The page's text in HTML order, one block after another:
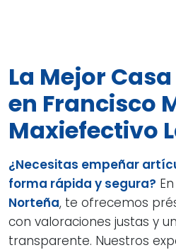
La Mejor
en Francisco
Maxiefectivo
¿Necesitas empeñar
forma rápida y segura? En
Norteña, te ofrecemos
con valoraciones justas y
transparente. Nuestros